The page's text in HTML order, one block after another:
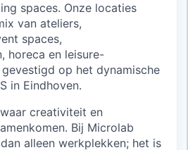
spaces. Onze locaties
van ateliers,
spaces,
horeca en leisure-
op het dynamische
in Eindhoven.
creativiteit en
Bij Microlab
alleen werkplekken; het is